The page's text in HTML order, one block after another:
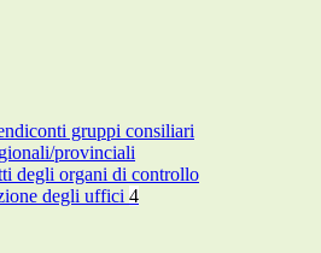
gruppi consiliari
provinciali
degli organi di controllo
degli uffici 4